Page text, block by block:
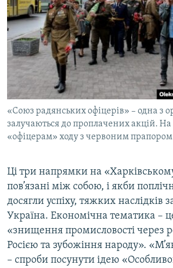
«Союз радянських офіцерів» – одна з
залучаються до проплачених акцій. На
«офіцерам» ходу з червоним прапором
Ці три напрямки на
пов’язані між собою, і якби
досягли успіху, тяжких наслідків
Україна. Економічна тематика –
«знищення промисловості через
Росією та зубожіння народу».
– спроби посунути ідею